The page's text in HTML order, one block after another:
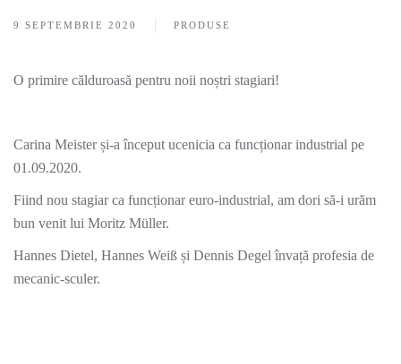
9 SEPTEMBRIE 2020 PRODUSE
O primire călduroasă pentru noii noștri stagiari!
Carina Meister și-a început ucenicia ca funcționar industrial pe
01.09.2020.
Fiind nou stagiar ca funcționar euro-industrial, am dori să-i urăm
bun venit lui Moritz Müller.
Hannes Dietel, Hannes Weiß și Dennis Degel învață profesia de
mecanic-sculer.